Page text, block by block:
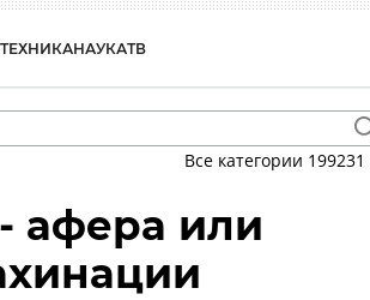
ТЕХНИКАНАУКАТВ
Все категории 199231
афера или